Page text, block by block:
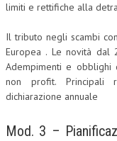
limiti e rettifiche alla
Il tributo negli scambi
Europea . Le novità dal
Adempimenti e
non profit. Principali
dichiarazione annuale
Mod. 3 –